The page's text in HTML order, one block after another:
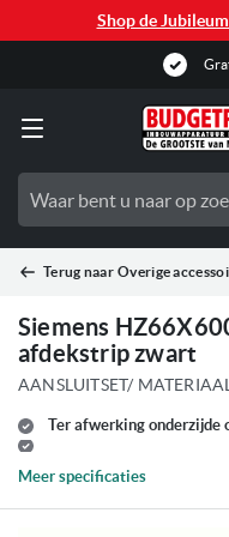
Shop de
Terug naar Overige
Siemens
afdekstrip zwart
AANSLUITSET/ MATERIAAL
Ter afwerking onderzijde
Meer specificaties